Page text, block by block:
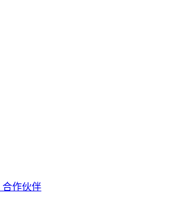
合作伙伴